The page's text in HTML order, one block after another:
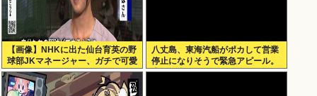
【画像】NHKに出た仙台育英の野
球部JKマネージャー、ガチで可愛
いぞ
八丈島、東海汽船がポカして営業
停止になりそうで緊急アピール。
生活物資が届かなくなるかも。ア